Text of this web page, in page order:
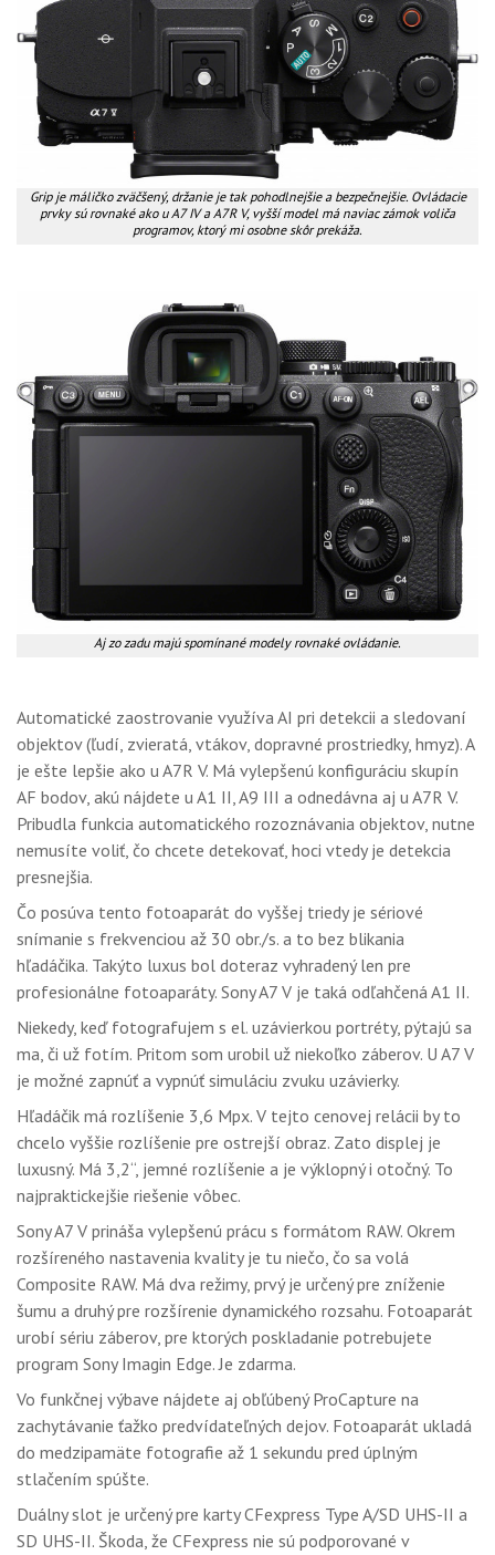
Grip je máličko zväčšený, držanie je tak pohodlnejšie a bezpečnejšie. Ovládacie
prvky sú rovnaké ako u A7 IV a A7R V, vyšší model má naviac zámok voliča
programov, ktorý mi osobne skôr prekáža.
Aj zo zadu majú spomínané modely rovnaké ovládanie.
Automatické zaostrovanie využíva AI pri detekcii a sledovaní
objektov (ľudí, zvieratá, vtákov, dopravné prostriedky, hmyz). A
je ešte lepšie ako u A7R V. Má vylepšenú konfiguráciu skupín
AF bodov, akú nájdete u A1 II, A9 III a odnedávna aj u A7R V.
Pribudla funkcia automatického rozoznávania objektov, nutne
nemusíte voliť, čo chcete detekovať, hoci vtedy je detekcia
presnejšia.
Čo posúva tento fotoaparát do vyššej triedy je sériové
snímanie s frekvenciou až 30 obr./s. a to bez blikania
hľadáčika. Takýto luxus bol doteraz vyhradený len pre
profesionálne fotoaparáty. Sony A7 V je taká odľahčená A1 II.
Niekedy, keď fotografujem s el. uzávierkou portréty, pýtajú sa
ma, či už fotím. Pritom som urobil už niekoľko záberov. U A7 V
je možné zapnúť a vypnúť simuláciu zvuku uzávierky.
Hľadáčik má rozlíšenie 3,6 Mpx. V tejto cenovej relácii by to
chcelo vyššie rozlíšenie pre ostrejší obraz. Zato displej je
luxusný. Má 3,2“, jemné rozlíšenie a je výklopný i otočný. To
najpraktickejšie riešenie vôbec.
Sony A7 V prináša vylepšenú prácu s formátom RAW. Okrem
rozšíreného nastavenia kvality je tu niečo, čo sa volá
Composite RAW. Má dva režimy, prvý je určený pre zníženie
šumu a druhý pre rozšírenie dynamického rozsahu. Fotoaparát
urobí sériu záberov, pre ktorých poskladanie potrebujete
program Sony Imagin Edge. Je zdarma.
Vo funkčnej výbave nájdete aj obľúbený ProCapture na
zachytávanie ťažko predvídateľných dejov. Fotoaparát ukladá
do medzipamäte fotografie až 1 sekundu pred úplným
stlačením spúšte.
Duálny slot je určený pre karty CFexpress Type A/SD UHS-II a
SD UHS-II. Škoda, že CFexpress nie sú podporované v